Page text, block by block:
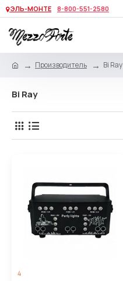
ЭЛЬ-МОНТЕ 8-800-551-2580
Производитель Bi Ray
Bi Ray
4